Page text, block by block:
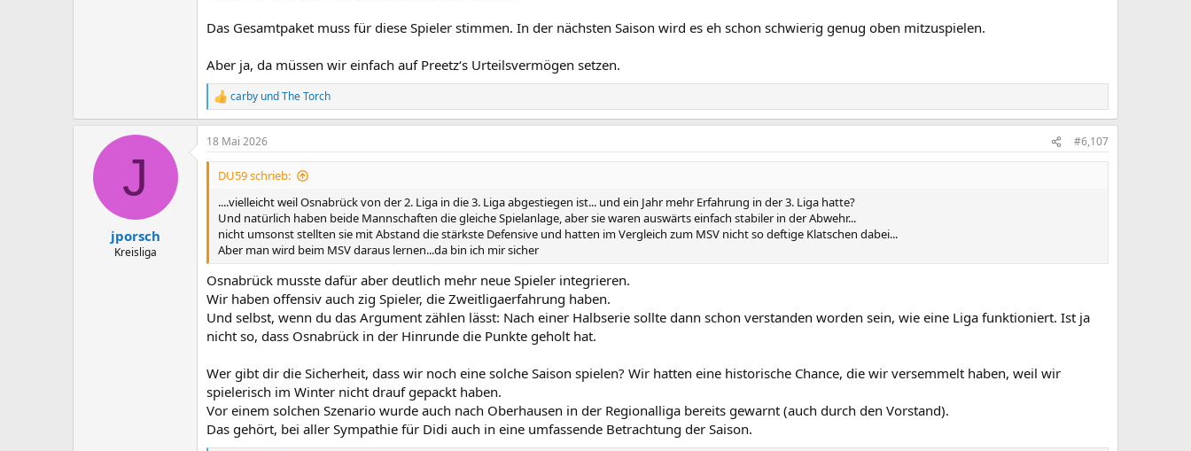
Das Gesamtpaket muss für diese Spieler stimmen. In der nächsten Saison wird es eh schon schwierig genug oben mitzuspielen.
Aber ja, da müssen wir einfach auf Preetz‘s Urteilsvermögen setzen.
R
e
a
k
t
carby undThe Torch
J
jporsch
Kreisliga
18 Mai 2026 #6,107
DU59 schrieb:
....vielleicht weil Osnabrück von der 2. Liga in die 3. Liga abgestiegen ist... und ein Jahr mehr Erfahrung in der 3. Liga hatte?
Und natürlich haben beide Mannschaften die gleiche Spielanlage, aber sie waren auswärts einfach stabiler in der Abwehr...
nicht umsonst stellten sie mit Abstand die stärkste Defensive und hatten im Vergleich zum MSV nicht so deftige Klatschen dabei...
Aber man wird beim MSV daraus lernen...da bin ich mir sicher
Osnabrück musste dafür aber deutlich mehr neue Spieler integrieren.
Wir haben offensiv auch zig Spieler, die Zweitligaerfahrung haben.
Und selbst, wenn du das Argument zählen lässt: Nach einer Halbserie sollte dann schon verstanden worden sein, wie eine Liga funktioniert. Ist ja
nicht so, dass Osnabrück in der Hinrunde die Punkte geholt hat.
Wer gibt dir die Sicherheit, dass wir noch eine solche Saison spielen? Wir hatten eine historische Chance, die wir versemmelt haben, weil wir
spielerisch im Winter nicht drauf gepackt haben.
Vor einem solchen Szenario wurde auch nach Oberhausen in der Regionalliga bereits gewarnt (auch durch den Vorstand).
Das gehört, bei aller Sympathie für Didi auch in eine umfassende Betrachtung der Saison.